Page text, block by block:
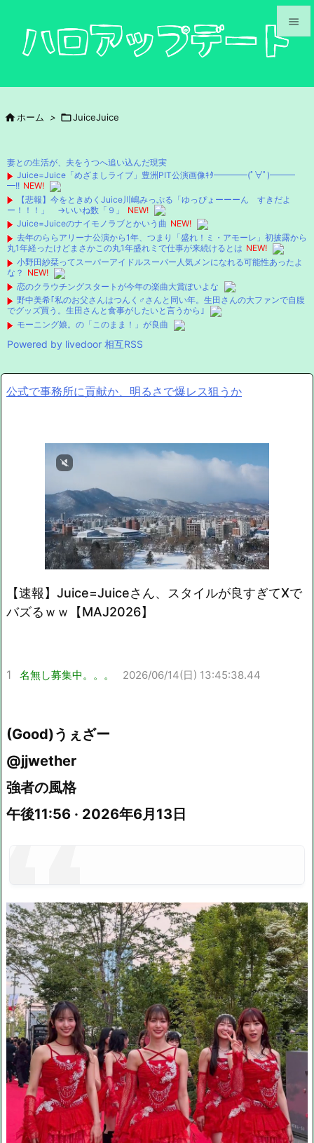



次へ

 ホーム > JuiceJuice
妻との生活が、夫をうつへ追い込んだ現実
Juice=Juice「めざましライブ」豊洲PIT公演画像ｷﾀ━━━━(ﾟ∀ﾟ)━━━
━!! NEW!
【悲報】今をときめくJuice川嶋みっぷる「ゆっぴょーーーん すきだよ
ー！！！」 →いいね数「９」
NEW!
Juice=Juiceのナイモノラブとかいう曲 NEW!
去年のららアリーナ公演から1年、つまり「盛れ！ミ・アモーレ」初披露から
丸1年経ったけどまさかこの丸1年盛れミで仕事が来続けるとは NEW!
小野田紗栞ってスーパーアイドルスーパー人気メンになれる可能性あったよ
な？ NEW!
恋のクラウチングスタートが今年の楽曲大賞ぽいよな
野中美希｢私のお父さんはつんく♂さんと同い年。生田さんの大ファンで自腹
でグッズ買う。生田さんと食事がしたいと言うから｣
モーニング娘。の「このまま！」が良曲
Powered by livedoor 相互RSS
公式で事務所に貢献か、明るさで爆レス狙うか
【速報】Juice=Juiceさん、スタイルが良すぎてXで
バズるｗｗ【MAJ2026】
1 名無し募集中。。。 2026/06/14(日) 13:45:38.44
(Good)うぇざー
@jjwether
強者の風格
午後11:56 · 2026年6月13日